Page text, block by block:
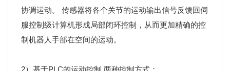
协调运动。 传感器将各个关节的运动输出信号反馈回伺
服控制级计算机形成局部闭环控制，从而更加精确的控
制机器人手部在空间的运动。
2）基于PLC的运动控制 两种控制方式：